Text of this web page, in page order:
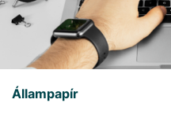
Állampapír